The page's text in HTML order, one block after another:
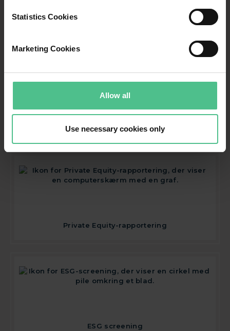
Statistics Cookies
Marketing Cookies
Allow all
Use necessary cookies only
Skræddersyet rapportering
Private Equity-rapportering
ESG screening